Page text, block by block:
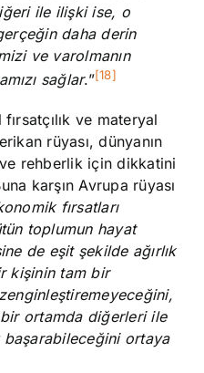
ile ilişki ise, o
daha derin
ve varolmanın
sağlar.”[18]
ve materyal
rüyası, dünyanın
ve rehberlik için dikkatini
karşın Avrupa rüyası
fırsatları
toplumun hayat
de eşit şekilde ağırlık
kişinin tam bir
ortamda diğerleri ile
ortaya